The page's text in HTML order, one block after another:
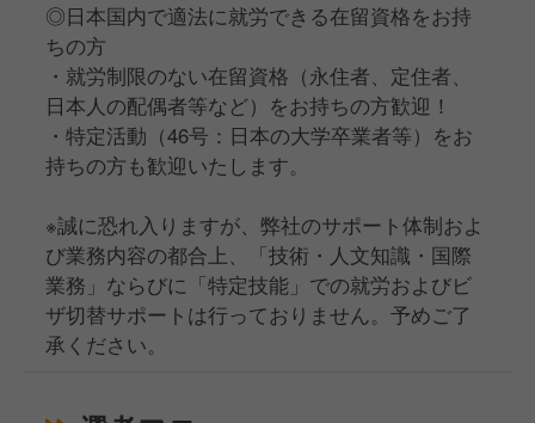
◎日本国内で適法に就労できる在留資格をお持
ちの方
・就労制限のない在留資格（永住者、定住者、
日本人の配偶者等など）をお持ちの方歓迎！
・特定活動（46号：日本の大学卒業者等）をお
持ちの方も歓迎いたします。
※誠に恐れ入りますが、弊社のサポート体制およ
び業務内容の都合上、「技術・人文知識・国際
業務」ならびに「特定技能」での就労およびビ
ザ切替サポートは行っておりません。予めご了
承ください。